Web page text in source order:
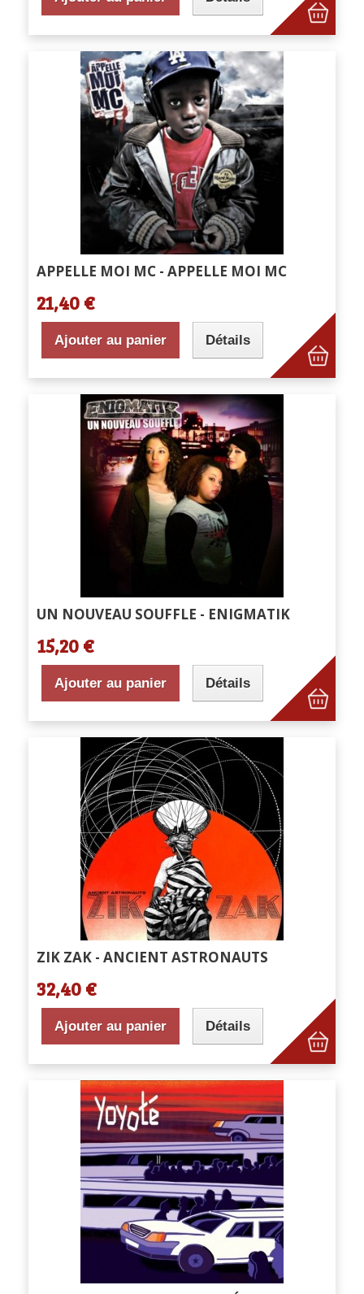
APPELLE MOI MC - APPELLE MOI MC
21,40 €
Ajouter au panier Détails
UN NOUVEAU SOUFFLE - ENIGMATIK
15,20 €
Ajouter au panier Détails
ZIK ZAK - ANCIENT ASTRONAUTS
32,40 €
Ajouter au panier Détails